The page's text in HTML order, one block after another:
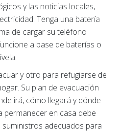
y las noticias locales,
Tenga una batería
de cargar su teléfono
a base de baterías o
y otro para refugiarse de
Su plan de evacuación
irá, cómo llegará y dónde
permanecer en casa debe
adecuados para